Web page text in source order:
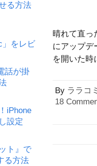
晴れて直っ
にアップデ
を開いた
By ララコ
18
る方法
」をレビ
話が掛
iPhone
設定
ト』で
る方法